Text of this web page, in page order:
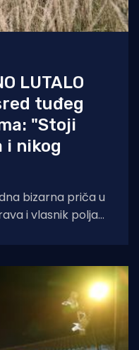
LUTALO
tuđeg
"Stoji
i nikog
bizarna priča u
i vlasnik polja